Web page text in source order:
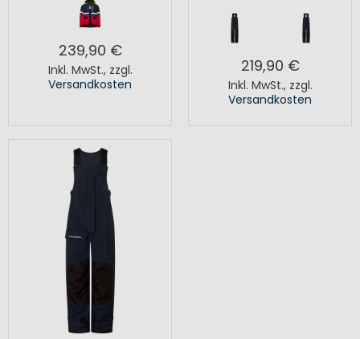
239,90 €
Inkl. MwSt., zzgl.
Versandkosten
219,90 €
Inkl. MwSt., zzgl.
Versandkosten